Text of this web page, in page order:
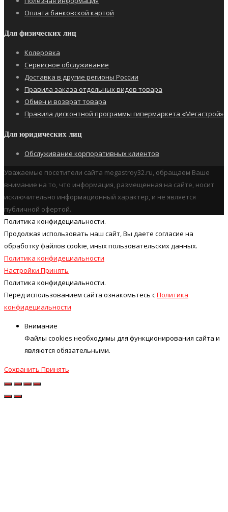
Оплата банковской картой
Для физических лиц
Колеровка
Сервисное обслуживание
Доставка в другие регионы России
Правила заказа отдельных видов товара
Обмен и возврат товара
Правила дисконтной программы гипермаркета «Мегастрой»
Для юридических лиц
Обслуживание корпоративных клиентов
Уважаемые посетители сайта megastroy32.ru, обращаем Ваше
внимание на то, что информация, размещенная на сайте, носит
исключительно информационный характер, и не является
публичной офертой.
Политика конфидециальности.
Продолжая использовать наш cайт, Вы даете согласие на
обработку файлов cookie, иных пользовательских данных.
Политика конфидециальности
Настройки Принять
Политика конфидециальности.
Перед использованием сайта ознакомьтесь сПолитика
конфидециальности
Внимание
Файлы cookies необходимы для функционирования сайта и
являются обязательными.
Сохранить Принять